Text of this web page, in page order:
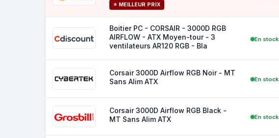
⭐ MEILLEUR PRIX
Boitier PC - CORSAIR - 3000D RGB
AIRFLOW - ATX Moyen-tour - 3
ventilateurs AR120 RGB - Bla
En stock
Corsair 3000D Airflow RGB Noir - MT
Sans Alim ATX
En stock
Corsair 3000D Airflow RGB Black -
MT Sans Alim ATX
En stock